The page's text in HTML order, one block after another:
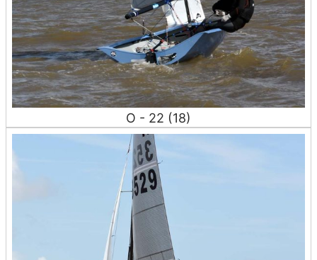
O - 22 (18)